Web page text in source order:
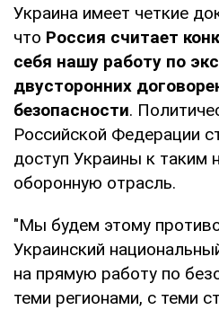
Украина имеет четкие
что Россия считает
себя нашу работу по
двусторонних
безопасности.
Российской Федерации
доступ Украины к таким
оборонную отрасль.
"Мы будем этому
Украинский
на прямую работу по
теми регионами, с теми